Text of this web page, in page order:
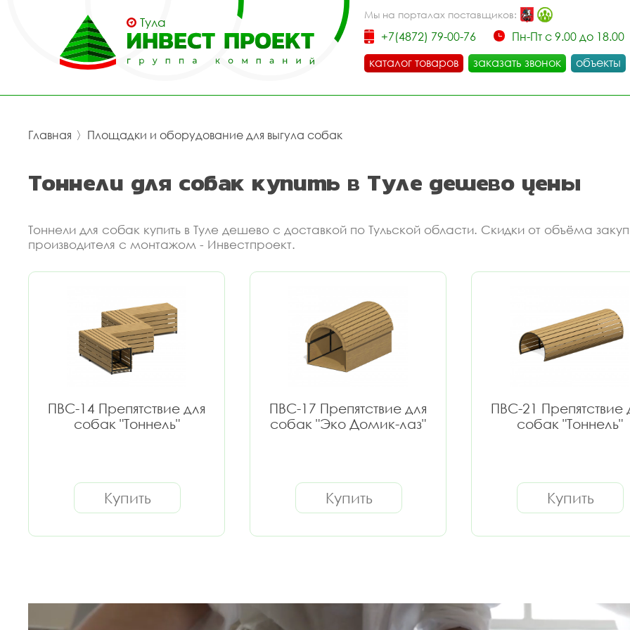
Тула
Мы на порталах поставщиков:
+7(4872) 79-00-76
Пн-Пт с 9.00 до 18.00
каталог товаров
заказать звонок объекты
Главная 〉 Площадки и оборудование для выгула собак
Тоннели для собак купить в Туле дешево цены
Тоннели для собак купить в Туле дешево с доставкой по Тульской области. Скидки от объёма
производителя с монтажом - Инвестпроект.
ПВС-14 Препятствие для
собак "Тоннель"
Купить
ПВС-17 Препятствие для
собак "Эко Домик-лаз"
Купить
ПВС-21 Препятствие
собак "Тоннель"
Купить